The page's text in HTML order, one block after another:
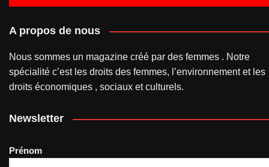
A propos de nous
Nous sommes un magazine créé par des femmes . Notre
spécialité c’est les droits des femmes, l’environnement et les
droits économiques , sociaux et culturels.
Newsletter
Prénom